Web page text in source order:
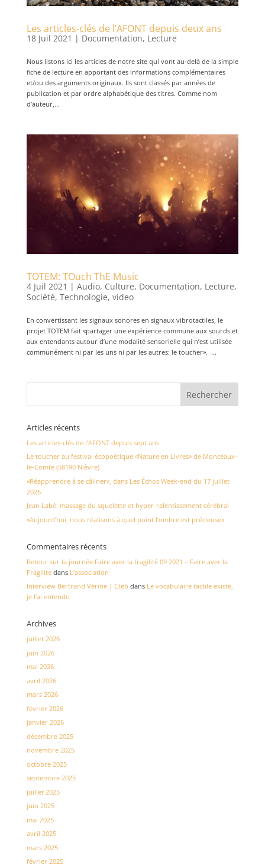
Les articles-clés de l’AFONT depuis deux ans
18 Juil 2021 | Documentation, Lecture
Nous listons ici les articles de notre site qui vont au-delà de la simple
fiche de lecture en apportant des informations complémentaires
et/ou des arguments originaux. Ils sont classés par années de
publication et par ordre alphabétique des titres. Comme nom
d’auteur,...
TOTEM: TOuch ThE Music
4 Juil 2021 | Audio, Culture, Documentation, Lecture,
Société, Technologie, video
En convertissant les signaux sonores en signaux vibrotactiles, le
projet TOTEM fait «partager une expérience commune aux sourds et
aux entendants autour d’une modalité sensorielle qui n’est utilisée
communément ni par les uns ni par les autres: le toucher». ...
Articles récents
Les articles-clés de l’AFONT depuis sept ans
Le toucher au festival écopoétique «Nature en Livres» de Monceaux-
le-Comte (58190 Nièvre)
«Réapprendre à se câliner», dans Les Échos Week-end du 17 juillet
2026
Jean Labé: massage du squelette et hyper-ralentissement cérébral
«Aujourd’hui, nous réalisons à quel point l’ombre est précieuse»
Commentaires récents
Retour sur la journée Faire avec la fragilité 09 2021 – Faire avec la
Fragilitedans L’association
Interview Bertrand Verine | Cteb dans Le vocabulaire tactile existe,
je l’ai entendu
Archives
juillet 2026
juin 2026
mai 2026
avril 2026
mars 2026
février 2026
janvier 2026
décembre 2025
novembre 2025
octobre 2025
septembre 2025
juillet 2025
juin 2025
mai 2025
avril 2025
mars 2025
février 2025